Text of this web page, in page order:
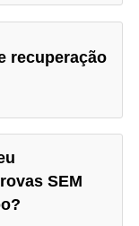
recuperação
SEM